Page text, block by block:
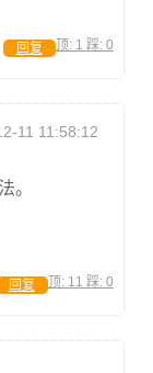
顶: 1 踩: 0
回复
11 11:58:12
。
顶: 11 踩: 0
回复